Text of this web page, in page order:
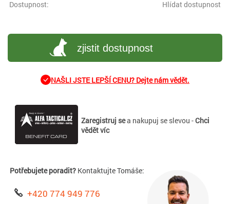
Dostupnost: Hlídat dostupnost
zjistit dostupnost
NAŠLI JSTE LEPŠÍ CENU? Dejte nám vědět.
Zaregistruj sea nakupuj se slevou -Chci
vědět víc
Potřebujete poradit? Kontaktujte Tomáše:
+420 774 949 776